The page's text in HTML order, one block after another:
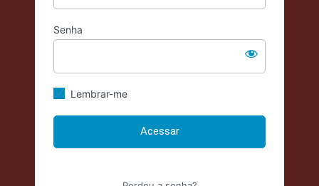
Senha
Lembrar-me